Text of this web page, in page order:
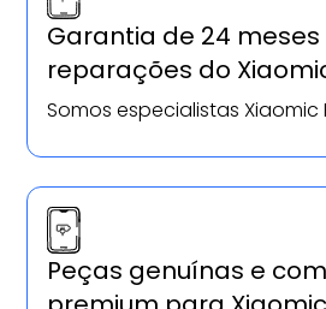
Garantia de 24
reparações do
Somos especialistas Xiaomic
Peças genuínas e